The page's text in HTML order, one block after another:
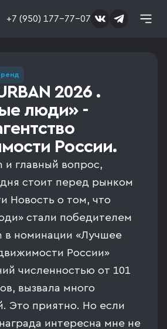
+7 (950) 177-77-07
2026 .
люди» -
России.
и главный вопрос,
стоит перед рынком
Новость о том, что
стали победителем
в номинации «Лучшее
России»
численностью от 101
вызвала много
Это приятно. Но если
интересна мне не